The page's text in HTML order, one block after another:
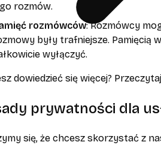
rozmów.
rozmówców: Rozmówcy
były trafniejsze. Pamięcią
wyłączyć.
dowiedzieć się więcej?
prywatności dla
się, że chcesz skorzystać z